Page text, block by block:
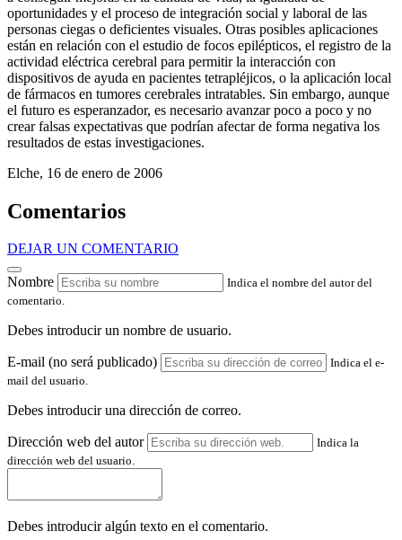
oportunidades y el proceso de integración social y laboral de las
personas ciegas o deficientes visuales. Otras posibles aplicaciones
están en relación con el estudio de focos epilépticos, el registro de la
actividad eléctrica cerebral para permitir la interacción con
dispositivos de ayuda en pacientes tetrapléjicos, o la aplicación local
de fármacos en tumores cerebrales intratables. Sin embargo, aunque
el futuro es esperanzador, es necesario avanzar poco a poco y no
crear falsas expectativas que podrían afectar de forma negativa los
resultados de estas investigaciones.
Elche, 16 de enero de 2006
Comentarios
DEJAR UN COMENTARIO
Nombre
Indica el nombre del autor del
comentario.
Debes introducir un nombre de usuario.
E-mail (no será publicado)
Indica el e-
mail del usuario.
Debes introducir una dirección de correo.
Dirección web del autor
Indica la
dirección web del usuario.
Debes introducir algún texto en el comentario.